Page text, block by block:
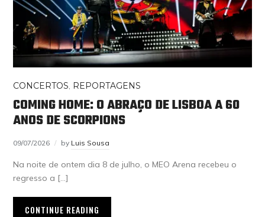
CONCERTOS, REPORTAGENS
COMING HOME: O ABRAÇO DE LISBOA A 60
ANOS DE SCORPIONS
09/07/2026 by Luis Sousa
Na noite de ontem dia 8 de julho, o MEO Arena recebeu o
regresso a […]
CONTINUE READING